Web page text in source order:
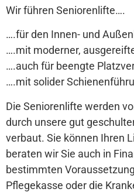
Wir führen Seniorenlifte….
….für den Innen- und
….mit moderner,
….auch für beengte
….mit solider
Die Seniorenlifte werden
durch unsere gut
verbaut. Sie können Ihren
beraten wir Sie auch in
bestimmten
Pflegekasse oder die